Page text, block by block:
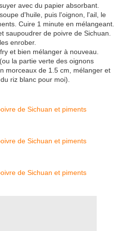
avec du papier absorbant.
d'huile, puis l'oignon, l'ail, le
Cuire 1 minute en mélangeant.
saupoudrer de poivre de Sichuan.
enrober.
et bien mélanger à nouveau.
la partie verte des oignons
morceaux de 1.5 cm, mélanger et
riz blanc pour moi).